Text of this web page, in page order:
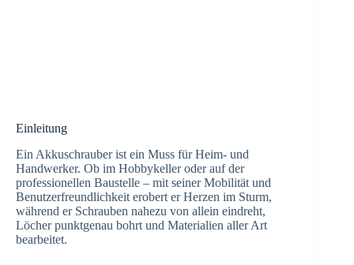
Einleitung
Ein Akkuschrauber ist ein Muss für Heim- und
Handwerker. Ob im Hobbykeller oder auf der
professionellen Baustelle – mit seiner Mobilität und
Benutzerfreundlichkeit erobert er Herzen im Sturm,
während er Schrauben nahezu von allein eindreht,
Löcher punktgenau bohrt und Materialien aller Art
bearbeitet.